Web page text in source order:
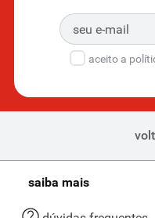
aceito a
saiba mais